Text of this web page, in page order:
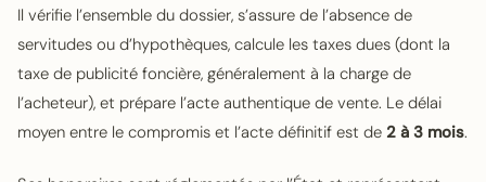
Il vérifie l’ensemble du dossier, s’assure de l’absence de
servitudes ou d’hypothèques, calcule les taxes dues (dont la
taxe de publicité foncière, généralement à la charge de
l’acheteur), et prépare l’acte authentique de vente. Le délai
moyen entre le compromis et l’acte définitif est de 2 à 3 mois.